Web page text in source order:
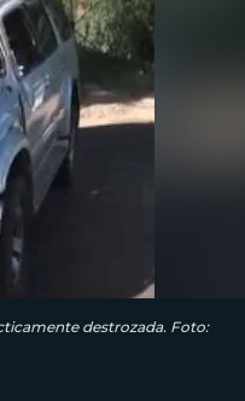
destrozada. Foto: